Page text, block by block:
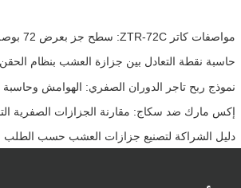
نموذج ربح تاجر الدوران الصفري: الهوامش وحاسبة
إكس مارك ضد سكاج: مقارنة الجزازات الصفرية
دليل الشراكة لتصنيع جزازات العشب حسب الطلب